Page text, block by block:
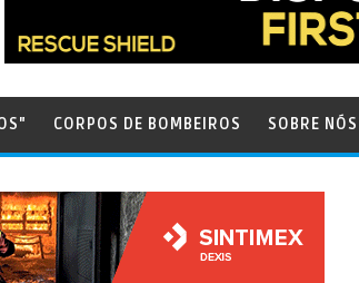
CORPOS DE BOMBEIROS SOBRE NÓS